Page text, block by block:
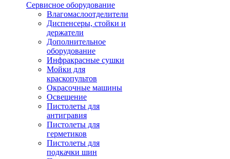
Сервисное оборудование
Влагомаслоотделители
Диспенсеры, стойки и
держатели
Дополнительное
оборудование
Инфракрасные сушки
Мойки для
краскопультов
Окрасочные машины
Освещение
Пистолеты для
антигравия
Пистолеты для
герметиков
Пистолеты для
подкачки шин